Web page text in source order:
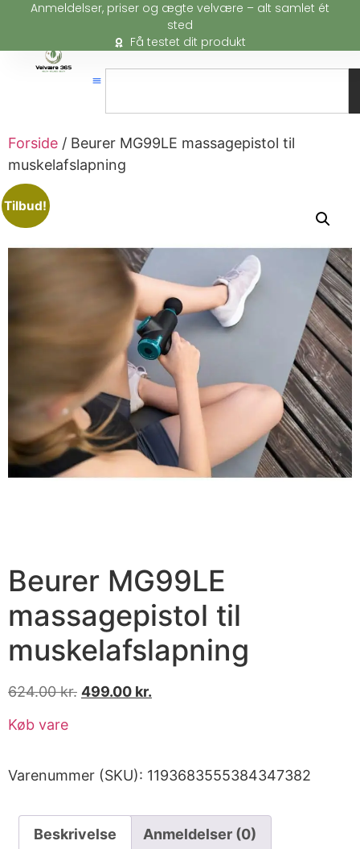
Anmeldelser, priser og ægte velvære – alt samlet ét
sted
Få testet dit produkt
Forside / Beurer MG99LE massagepistol til
muskelafslapning
Tilbud!
Beurer MG99LE
massagepistol til
muskelafslapning
624.00kr. 499.00 kr.
Køb vare
Varenummer (SKU): 1193683555384347382
Beskrivelse Anmeldelser (0)